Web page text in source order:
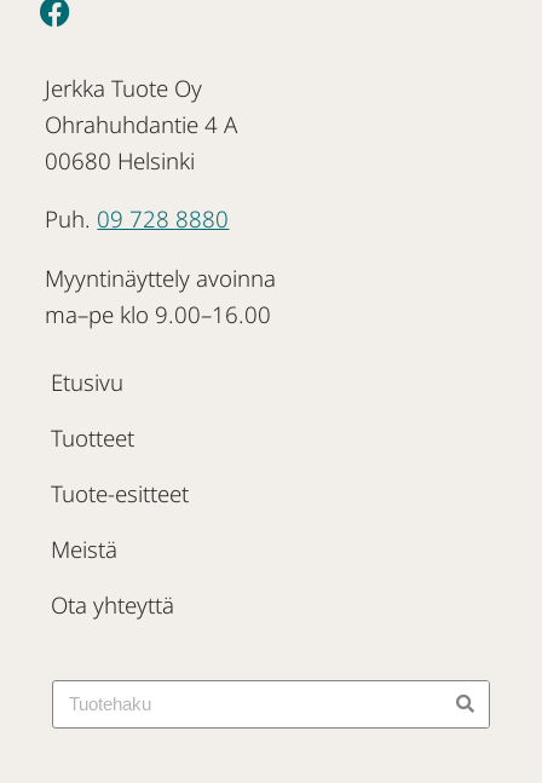
Jerkka Tuote Oy
Ohrahuhdantie 4 A
00680 Helsinki
Puh. 09 728 8880
Myyntinäyttely avoinna
ma–pe klo 9.00–16.00
Etusivu
Tuotteet
Tuote-esitteet
Meistä
Ota yhteyttä